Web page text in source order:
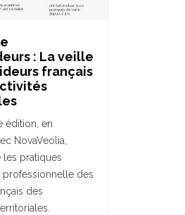
: La veille
français
édition, en
NovaVeolia,
pratiques
professionnelle des
des